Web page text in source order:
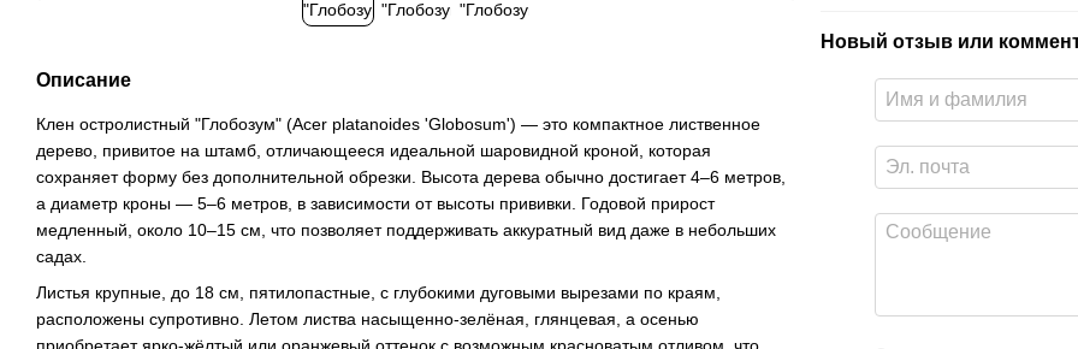
Описание
Клен остролистный "Глобозум" (Acer platanoides 'Globosum') — это компактное лиственное
дерево, привитое на штамб, отличающееся идеальной шаровидной кроной, которая
сохраняет форму без дополнительной обрезки. Высота дерева обычно достигает 4–6 метров,
а диаметр кроны — 5–6 метров, в зависимости от высоты прививки. Годовой прирост
медленный, около 10–15 см, что позволяет поддерживать аккуратный вид даже в небольших
садах.
Листья крупные, до 18 см, пятилопастные, с глубокими дуговыми вырезами по краям,
расположены супротивно. Летом листва насыщенно-зелёная, глянцевая, а осенью
Новый отзыв или